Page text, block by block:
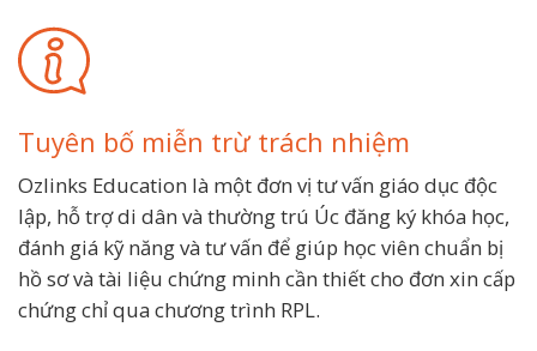
Tuyên bố miễn trừ trách nhiệm
Ozlinks Education là một đơn vị tư vấn giáo dục độc
lập, hỗ trợ di dân và thường trú Úc đăng ký khóa học,
đánh giá kỹ năng và tư vấn để giúp học viên chuẩn bị
hồ sơ và tài liệu chứng minh cần thiết cho đơn xin cấp
chứng chỉ qua chương trình RPL.